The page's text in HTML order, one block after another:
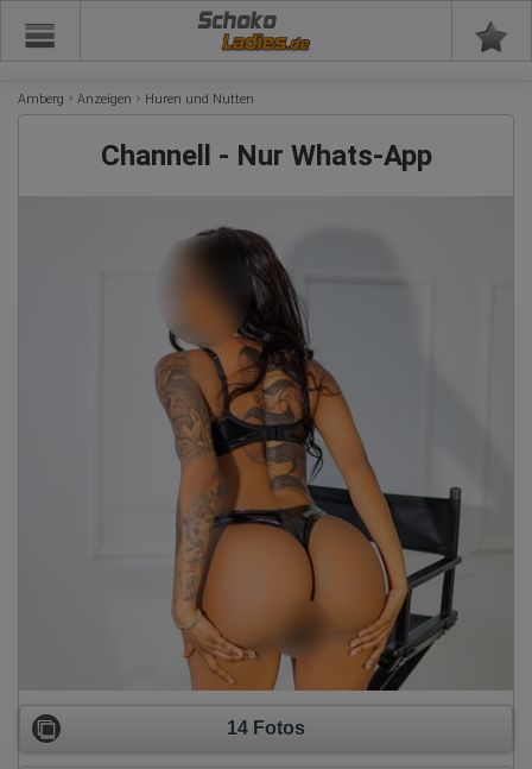
Schoko
Amberg Anzeigen Huren und Nutten
Channell - Nur Whats-App
14 Fotos